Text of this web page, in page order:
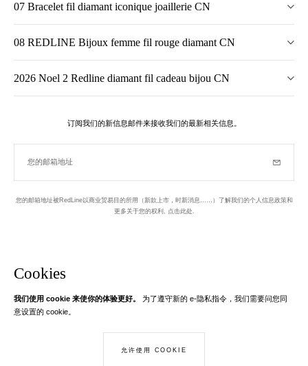
Cookies
我们使用 cookie 来使你的体验更好。
为了遵守新的 e-隐私指令，我们需要问您同
意设置的 cookie。
允许使用 COOKIE
07 Bracelet fil diamant iconique joaillerie CN
08 REDLINE Bijoux femme fil rouge diamant CN
2026 Noel 2 Redline diamant fil cadeau bijou CN
订阅我们的新信息邮件来接收我们的最新相关信息。
您的邮箱地址
您的邮箱地址被RedLine以商业贸易目的所用（新款上市，时新消息……）了解我们的个人信息政策和
更多关于您的权利,
点击此处
© Creaddict - 保留所有权利
Instagram
新信息邮件